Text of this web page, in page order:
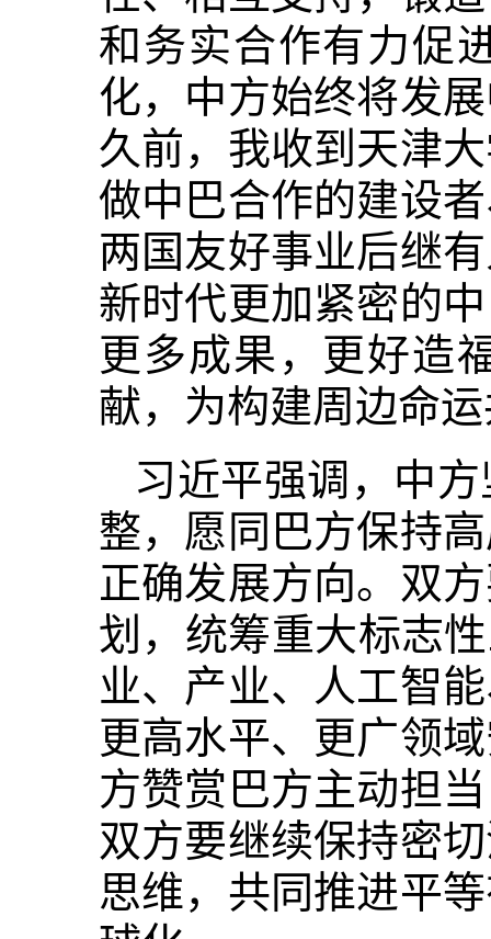
和务实合作有力促
化，中方始终将发
久前，我收到天津
做中巴合作的建设
两国友好事业后继
新时代更加紧密的
更多成果，更好造
献，为构建周边命
习近平强调，中
整，愿同巴方保持
正确发展方向。双
划，统筹重大标志
业、产业、人工智
更高水平、更广领
方赞赏巴方主动担
双方要继续保持密
思维，共同推进平